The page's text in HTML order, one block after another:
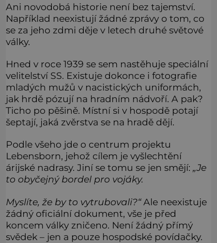
Ani novodobá historie není bez tajemství.
Například neexistují žádné zprávy o tom, co
se za jeho zdmi děje v letech druhé světové
války.
Hned v roce 1939 se sem nastěhuje speciální
velitelství SS. Existuje dokonce i fotografie
mladých mužů v nacistických uniformách,
jak hrdě pózují na hradním nádvoří. A pak?
Ticho po pěšině. Místní si v hospodě potají
šeptají, jaká zvěrstva se na hradě dějí.
Podle všeho jde o centrum projektu
Lebensborn, jehož cílem je vyšlechtění
árijské nadrasy. Jiní se tomu se jen smějí: „Je
to obyčejný bordel pro vojáky.
Myslíte, že by to vytrubovali?“Ale neexistuje
žádný oficiální dokument, vše je před
koncem války zničeno. Není žádný přímý
svědek – jen a pouze hospodské povídačky.